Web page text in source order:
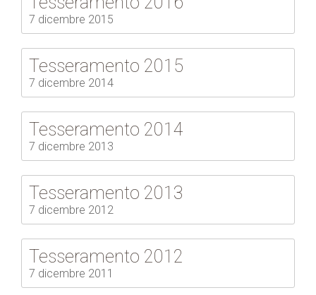
7 dicembre 2015
Tesseramento 2015
7 dicembre 2014
Tesseramento 2014
7 dicembre 2013
Tesseramento 2013
7 dicembre 2012
Tesseramento 2012
7 dicembre 2011